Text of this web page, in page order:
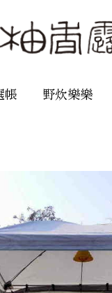
帳 野炊樂樂